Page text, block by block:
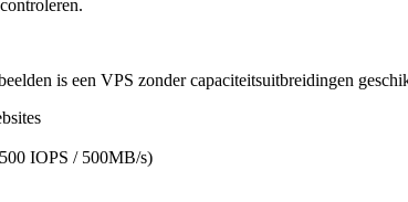
is een VPS zonder capaciteitsuitbreidingen
IOPS / 500MB/s)